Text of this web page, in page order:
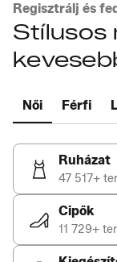
Regisztrálj és
Stílusos
Női Férfi
Ruházat
47 517+
Cipők
11 729+